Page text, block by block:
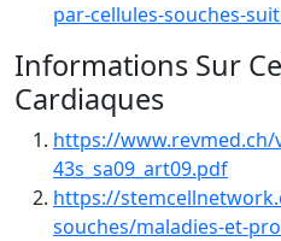
par-cellules-souches-
Informations Sur
Cardiaques
https://www.revmed.ch/
43s_sa09_art09.pdf
https://
souches/maladies-et-